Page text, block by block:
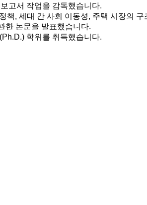
고서 작업을 감독했습니다.
, 세대 간 사회 이동성, 주택 시장의
한 논문을 발표했습니다.
학위를 취득했습니다.